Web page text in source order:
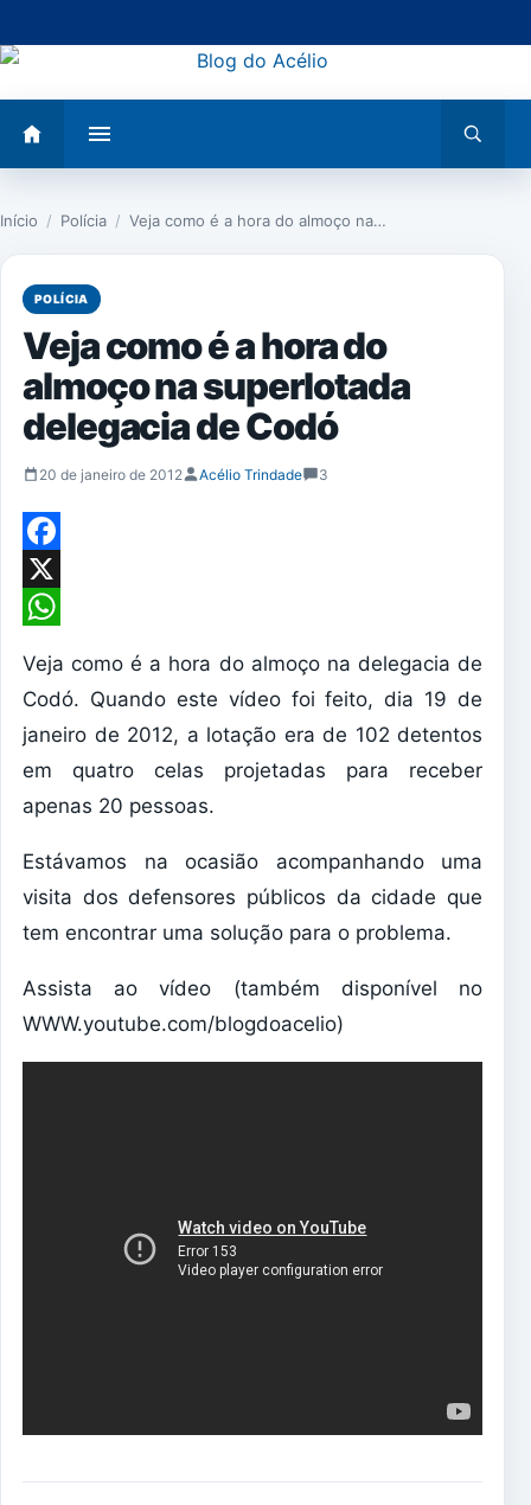
para
conteúdo
menu
busca
Início / Polícia / Veja como é a hora do almoço na…
POLÍCIA
Veja como é a hora do
almoço na superlotada
delegacia de Codó
20 de janeiro de 2012 Acélio Trindade 3
Facebook
X
Veja como é a hora do almoço na delegacia de
Codó. Quando este vídeo foi feito, dia 19 de
janeiro de 2012, a lotação era de 102 detentos
em quatro celas projetadas para receber
apenas 20 pessoas.
Estávamos na ocasião acompanhando uma
visita dos defensores públicos da cidade que
tem encontrar uma solução para o problema.
Assista ao vídeo (também disponível no
WWW.youtube.com/blogdoacelio)